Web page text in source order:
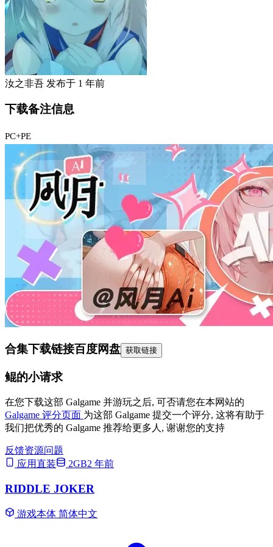
汝之非吾 发布于 1 年前
下载备注信息
PC+PE
合集下载链接百度网盘 获取链接
鲲的小请求
在您下载这部 Galgame 并游玩之后, 可否请您在本网站的
Galgame 评分页面 为这部 Galgame 提交一个评分, 这将有助于
我们把优秀的 Galgame 推荐给更多人, 谢谢您的支持
反馈资源问题
应用直装
2GB2 年前
RIDDLE JOKER
游戏本体 简体中文